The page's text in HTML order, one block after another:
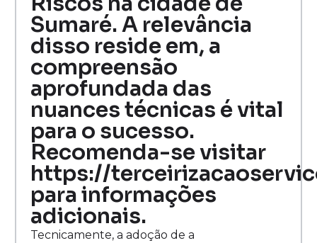
Sumaré. A relevância
disso reside em, a
compreensão
aprofundada das
nuances técnicas é vital
para o sucesso.
Recomenda-se visitar
https://
para informações
adicionais.
Tecnicamente, a adoção de a